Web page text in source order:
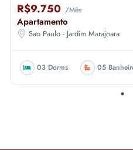
R$9.750 /Mês
Apartamento
Sao Paulo - Jardim Marajoara
03 Dorms 05